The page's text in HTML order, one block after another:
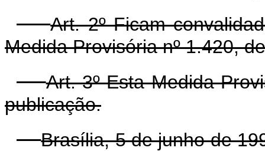
Art. 2º Ficam
Medida Provisória nº 1.420,
Art. 3º Esta Medida
publicação.
Brasília, 5 de junho de